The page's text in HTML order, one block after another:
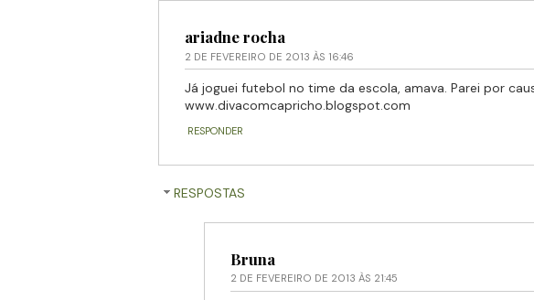
ariadne rocha
2 DE FEVEREIRO DE 2013 ÀS 16:46
Já joguei futebol no time da escola, amava. Parei por
www.divacomcapricho.blogspot.com
RESPONDER
RESPOSTAS
Bruna
2 DE FEVEREIRO DE 2013 ÀS 21:45